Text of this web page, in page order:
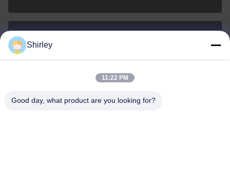
0086-18148506772
Shirley
11:22 PM
Good day, what product are you looking for?